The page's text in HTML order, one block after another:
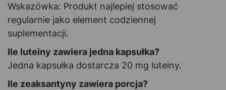
Wskazówka: Produkt najlepiej stosować
regularnie jako element codziennej
suplementacji.
Ile luteiny zawiera jedna kapsułka?
Jedna kapsułka dostarcza 20 mg luteiny.
Ile zeaksantyny zawiera porcja?